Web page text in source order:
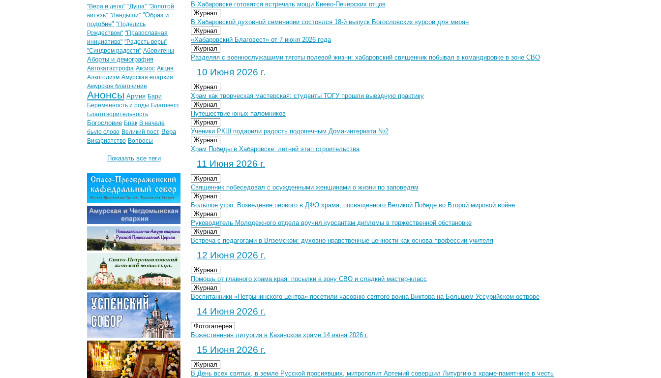
В Хабаровске готовятся встречать мощи Киево-Печерских отцов
Журнал
В Хабаровской духовной семинарии состоялся 18-й выпуск Богословских курсов для мирян
Журнал
«Хабаровский Благовест» от 7 июня 2026 года
Журнал
Разделяя с военнослужащими тяготы полевой жизни: хабаровский священник побывал в командировке в зоне СВО
10 Июня 2026 г.
Журнал
Храм как творческая мастерская: студенты ТОГУ прошли выездную практику
Журнал
Путешествие юных паломников
Журнал
Ученики РКШ подарили радость подопечным Дома-интерната №2
Журнал
Храм Победы в Хабаровске: летний этап строительства
11 Июня 2026 г.
Журнал
Священник побеседовал с осужденными женщинами о жизни по заповедям
Журнал
Большое утро. Возведение первого в ДФО храма, посвященного Великой Победе во Второй мировой войне
Журнал
Руководитель Молодежного отдела вручил курсантам дипломы в торжественной обстановке
Журнал
Встреча с педагогами в Вяземском: духовно-нравственные ценности как основа профессии учителя
12 Июня 2026 г.
Журнал
Помощь от главного храма края: посылки в зону СВО и сладкий мастер-класс
Журнал
Воспитанники «Петрынинского центра» посетили часовню святого воина Виктора на Большом Уссурийском острове
14 Июня 2026 г.
Фотогалерея
Божественная литургия в Казанском храме 14 июня 2026 г.
15 Июня 2026 г.
Журнал
В День всех святых, в земле Русской просиявших, митрополит Артемий совершил Литургию в храме-памятнике в честь
"Вера и дело" "Душа" "Золотой
витязь" "Ландыши" "Образ и
подобие" "Поделись
Рождеством" "Православная
инициатива" "Радость веры"
"Синдром радости" Аборигены
Аборты и демография
Автокатастрофа Аксиос Акция
Алкоголизм Амурская епархия
Амурское благочиние
Анонсы Армия Бари
Беременность и роды Благовест
Благотворительность
Богословие Брак В начале
было слово Великий пост Вера
Викариатство Вопросы
Показать все теги